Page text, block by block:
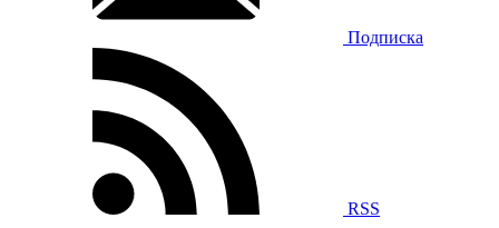
Подписка
RSS